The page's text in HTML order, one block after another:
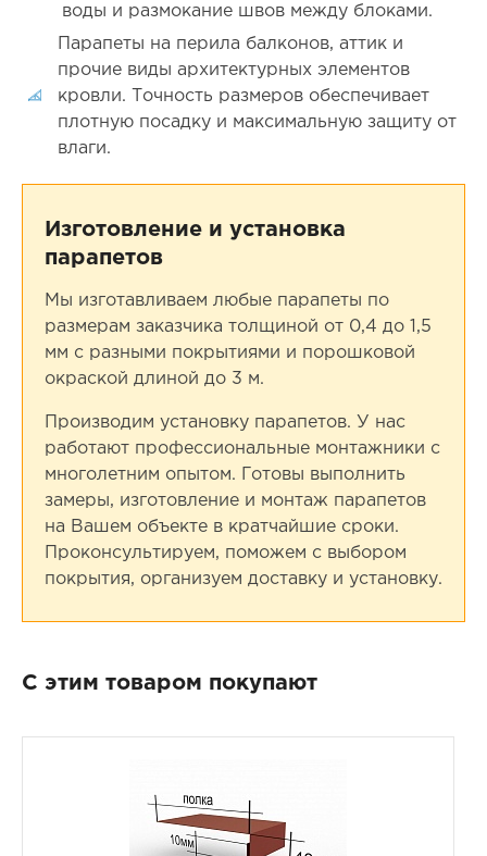
воды и размокание швов между блоками.
Парапеты на перила балконов, аттик и
прочие виды архитектурных элементов
кровли. Точность размеров обеспечивает
плотную посадку и максимальную защиту от
влаги.
Изготовление и установка
парапетов
Мы изготавливаем любые парапеты по
размерам заказчика толщиной от 0,4 до 1,5
мм с разными покрытиями и порошковой
окраской длиной до 3 м.
Производим установку парапетов. У нас
работают профессиональные монтажники с
многолетним опытом. Готовы выполнить
замеры, изготовление и монтаж парапетов
на Вашем объекте в кратчайшие сроки.
Проконсультируем, поможем с выбором
покрытия, организуем доставку и установку.
С этим товаром покупают